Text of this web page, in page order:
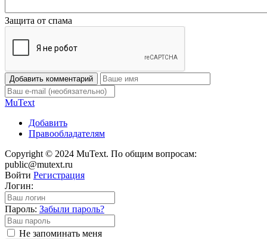
Защита от спама
Добавить комментарий
MuText
Добавить
Правообладателям
Copyright © 2024 MuText. По общим вопросам:
public@mutext.ru
Войти Регистрация
Логин:
Пароль: Забыли пароль?
Не запоминать меня